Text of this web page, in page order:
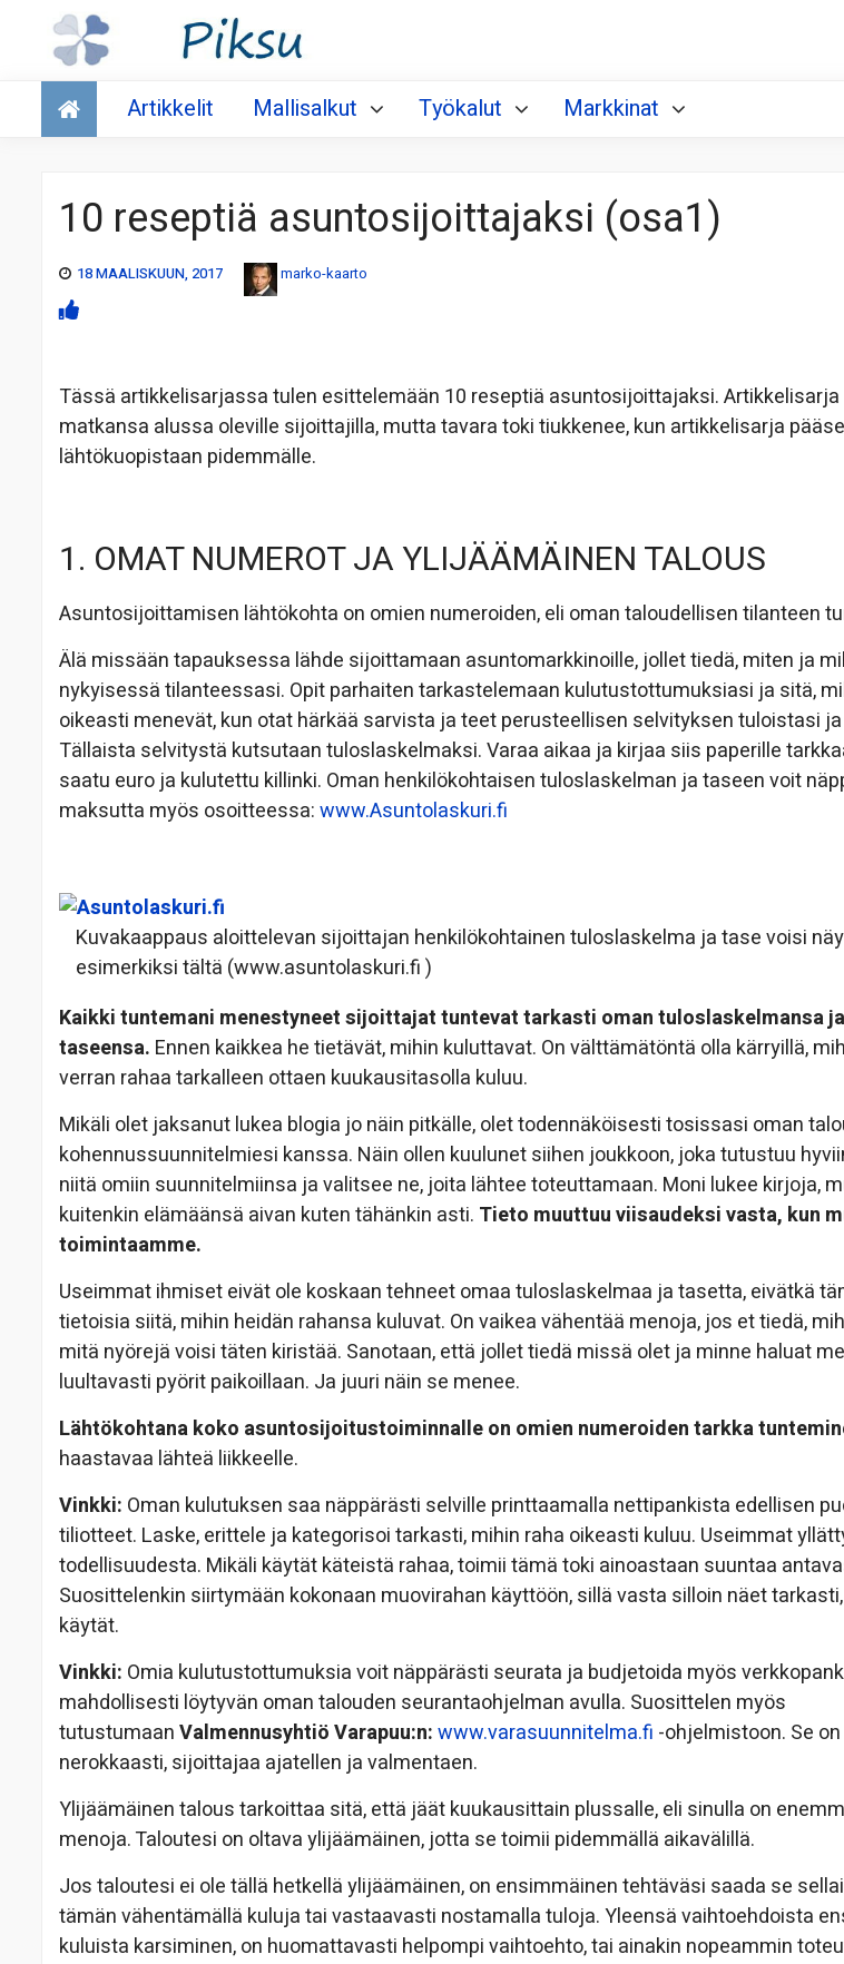
Talous
Artikkelit Mallisalkut Työkalut Markkinat
10 reseptiä asuntosijoittajaksi (osa1)
18 MAALISKUUN, 2017 marko-kaarto
Tässä artikkelisarjassa tulen esittelemään 10 reseptiä asuntosijoittajaksi.
matkansa alussa oleville sijoittajilla, mutta tavara toki tiukkenee, kun artikkelisarja
lähtökuopistaan pidemmälle.
1. OMAT NUMEROT JA YLIJÄÄMÄINEN TALOUS
Asuntosijoittamisen lähtökohta on omien numeroiden, eli oman taloudellisen tilanteen
Älä missään tapauksessa lähde sijoittamaan asuntomarkkinoille, jollet tiedä, miten ja
nykyisessä tilanteessasi. Opit parhaiten tarkastelemaan kulutustottumuksiasi ja sitä,
oikeasti menevät, kun otat härkää sarvista ja teet perusteellisen selvityksen tuloistasi
Tällaista selvitystä kutsutaan tuloslaskelmaksi. Varaa aikaa ja kirjaa siis paperille
saatu euro ja kulutettu killinki. Oman henkilökohtaisen tuloslaskelman ja taseen voit
maksutta myös osoitteessa:www.Asuntolaskuri.fi
Kuvakaappaus aloittelevan sijoittajan henkilökohtainen tuloslaskelma ja tase voisi
esimerkiksi tältä (www.asuntolaskuri.fi )
Kaikki tuntemani menestyneet sijoittajat tuntevat tarkasti oman tuloslaskelmansa ja
taseensa. Ennen kaikkea he tietävät, mihin kuluttavat. On välttämätöntä olla kärryillä,
verran rahaa tarkalleen ottaen kuukausitasolla kuluu.
Mikäli olet jaksanut lukea blogia jo näin pitkälle, olet todennäköisesti tosissasi oman
kohennussuunnitelmiesi kanssa. Näin ollen kuulunet siihen joukkoon, joka tutustuu
niitä omiin suunnitelmiinsa ja valitsee ne, joita lähtee toteuttamaan. Moni lukee kirjoja,
kuitenkin elämäänsä aivan kuten tähänkin asti. Tieto muuttuu viisaudeksi vasta, kun
toimintaamme.
Useimmat ihmiset eivät ole koskaan tehneet omaa tuloslaskelmaa ja tasetta, eivätkä
tietoisia siitä, mihin heidän rahansa kuluvat. On vaikea vähentää menoja, jos et tiedä,
mitä nyörejä voisi täten kiristää. Sanotaan, että jollet tiedä missä olet ja minne haluat
luultavasti pyörit paikoillaan. Ja juuri näin se menee.
Lähtökohtana koko asuntosijoitustoiminnalle on omien numeroiden tarkka
haastavaa lähteä liikkeelle.
Vinkki: Oman kulutuksen saa näppärästi selville printtaamalla nettipankista edellisen
tiliotteet. Laske, erittele ja kategorisoi tarkasti, mihin raha oikeasti kuluu. Useimmat
todellisuudesta. Mikäli käytät käteistä rahaa, toimii tämä toki ainoastaan suuntaa
Suosittelenkin siirtymään kokonaan muovirahan käyttöön, sillä vasta silloin näet
käytät.
Vinkki: Omia kulutustottumuksia voit näppärästi seurata ja budjetoida myös
mahdollisesti löytyvän oman talouden seurantaohjelman avulla. Suosittelen myös
tutustumaanValmennusyhtiö Varapuu:n:www.varasuunnitelma.fi -ohjelmistoon. Se
nerokkaasti, sijoittajaa ajatellen ja valmentaen.
Ylijäämäinen talous tarkoittaa sitä, että jäät kuukausittain plussalle, eli sinulla on
menoja. Taloutesi on oltava ylijäämäinen, jotta se toimii pidemmällä aikavälillä.
Jos taloutesi ei ole tällä hetkellä ylijäämäinen, on ensimmäinen tehtäväsi saada se
tämän vähentämällä kuluja tai vastaavasti nostamalla tuloja. Yleensä vaihtoehdoista
kuluista karsiminen, on huomattavasti helpompi vaihtoehto, tai ainakin nopeammin